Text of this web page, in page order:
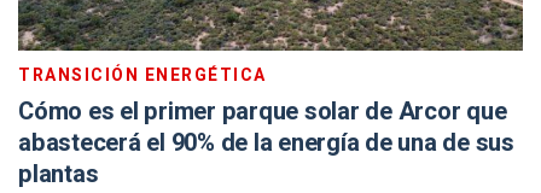
TRANSICIÓN ENERGÉTICA
Cómo es el primer parque solar de Arcor que
abastecerá el 90% de la energía de una de sus
plantas